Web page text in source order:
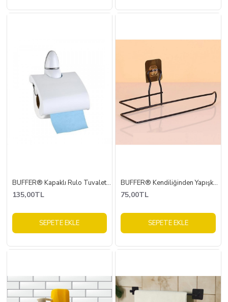
BUFFER® Kapaklı Rulo Tuvalet Kağıdı Tutucu Askısı Standı Wc Kağıtlık
135,00TL
SEPETE EKLE
BUFFER® Kendiliğinden Yapışkanlı Krom Paslanmaz Metal Havlu Kağıtlık Aparatı
75,00TL
SEPETE EKLE